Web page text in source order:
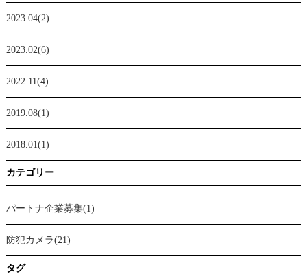
2023.04(2)
2023.02(6)
2022.11(4)
2019.08(1)
2018.01(1)
カテゴリー
パートナ企業募集(1)
防犯カメラ(21)
タグ